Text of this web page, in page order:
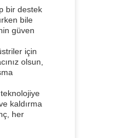
bir destek
bile
güven
için
olsun,
kaldırma
her